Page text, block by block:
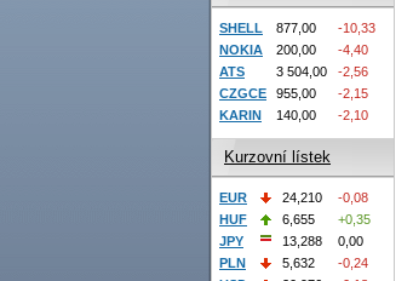
SHELL 877,00
-10,33
NOKIA
200,00
-4,40
ATS
3 504,00
-2,56
CZGCE
955,00
-2,15
KARIN
140,00 -2,10
Kurzovní lístek
EUR 24,210
-0,08
HUF
6,655
+0,35
JPY
13,288
0,00
PLN
5,632
-0,24